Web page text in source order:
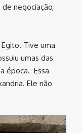
negociação,
Tive uma
umas das
época. Essa
Ele não